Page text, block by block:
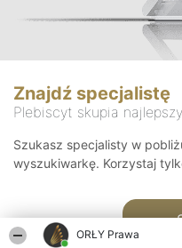
ORŁY Prawa
Znajdź specjalistę
Plebiscyt skupia
Szukasz specjalisty w
wyszukiwarkę. Korzystaj